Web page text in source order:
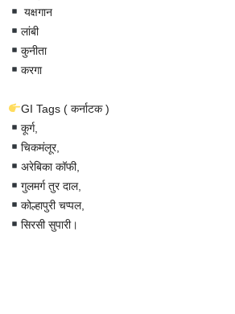
यक्षगान
लांबी
कुनीता
करगा
GI Tags ( कर्नाटक )
कूर्ग,
चिकमंलूर,
अरेबिका कॉफी,
गुलमर्ग तुर दाल,
कोल्हापुरी चप्पल,
सिरसी सुपारी।